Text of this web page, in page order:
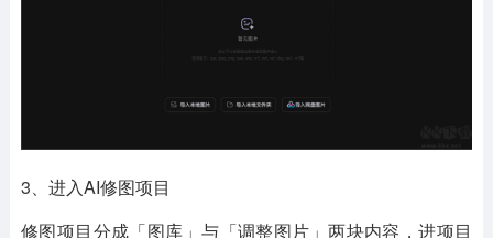
3、进入AI修图项目
修图项目分成「图库」与「调整图片」两块内容，进项目